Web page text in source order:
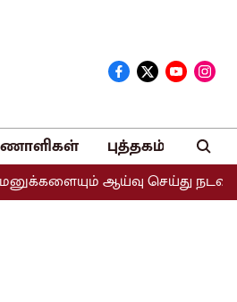
புத்தகம்
ஆய்வு செய்து நடவடிக்கை